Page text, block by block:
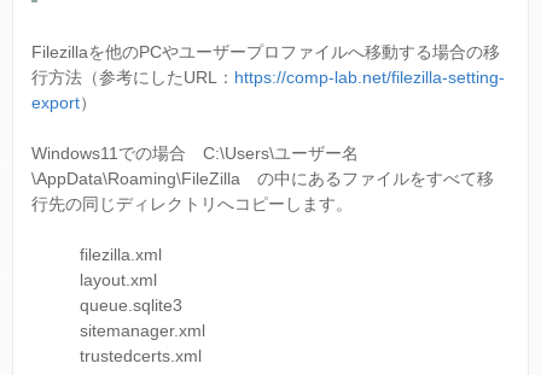
Filezillaを他のPCやユーザープロファイルへ移動する場合の移
行方法（参考にしたURL： https://comp-lab.net/filezilla-setting-
export）
Windows11での場合 C:\Users\ユーザー名
\AppData\Roaming\FileZilla の中にあるファイルをすべて移
行先の同じディレクトリへコピーします。
filezilla.xml
layout.xml
queue.sqlite3
sitemanager.xml
trustedcerts.xml